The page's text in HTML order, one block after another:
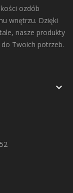
ozdób
wnętrzu. Dzięki
nasze produkty
Twoich potrzeb.
